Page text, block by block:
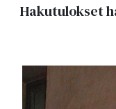
Hakutulokset